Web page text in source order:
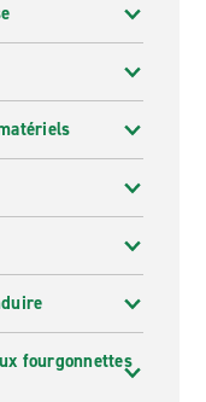
fourgonnettes